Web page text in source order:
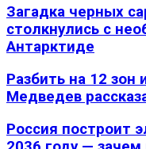
Загадка черных
столкнулись с
Антарктиде
Разбить на 12 зон
Медведев
Россия построит